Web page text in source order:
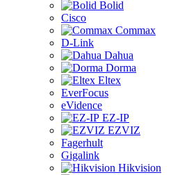
Bolid
Cisco
Commax
D-Link
Dahua
Dorma
Eltex
EverFocus
eVidence
EZ-IP
EZVIZ
Fagerhult
Gigalink
Hikvision